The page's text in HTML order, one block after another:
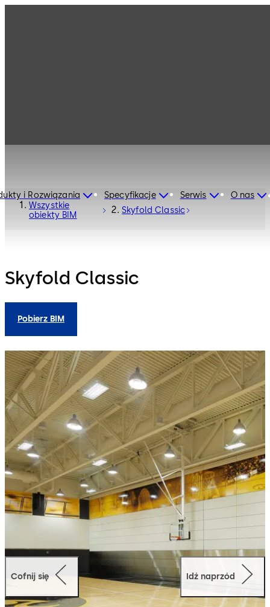
i Rozwiązania Specyfikacje Serwis
O nas
Wszystkie
obiekty BIM
Skyfold Classic
Skyfold Classic
Pobierz BIM
Cofnij się Idź naprzód